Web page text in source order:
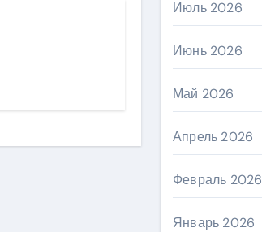
Июль 2026
Июнь 2026
Май 2026
Апрель 2026
Февраль 2026
Январь 2026